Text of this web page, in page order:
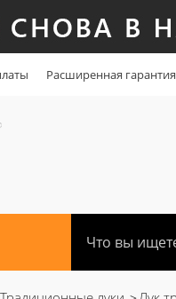
Расширенная гарантия